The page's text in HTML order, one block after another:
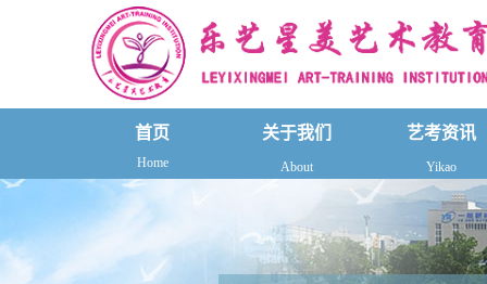
首页
Home
关于我们
About
艺考资讯
Yikao